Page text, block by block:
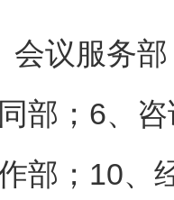
会议服务
部；6、
部；10、